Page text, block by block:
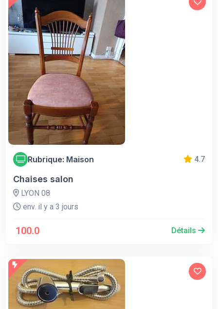
Rubrique: Maison 4.7
Chaises salon
LYON 08
env. il y a 3 jours
100.0 Détails